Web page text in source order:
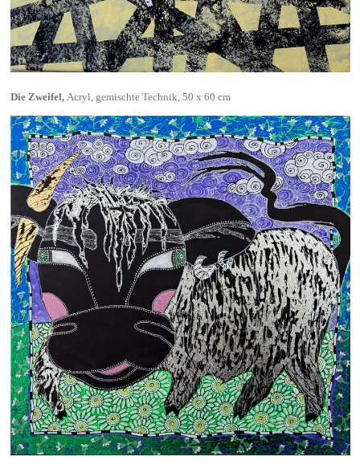
Die Zweifel, Acryl, gemischte Technik, 50 x 60 cm